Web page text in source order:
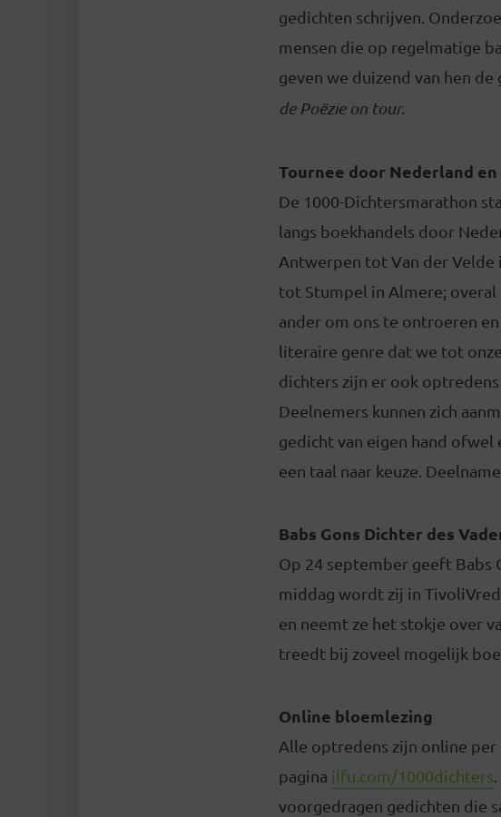
gedichten schrijven.
mensen die op regelmatige
geven we duizend van hen
de Poëzie on tour.
Tournee door Nederland
De 1000-Dichtersmarathon
langs boekhandels door
Antwerpen tot Van der Velde
tot Stumpel in Almere; overal
ander om ons te ontroeren
literaire genre dat we tot
dichters zijn er ook
Deelnemers kunnen zich
gedicht van eigen hand
een taal naar keuze.
Babs Gons Dichter des
Op 24 september geeft Babs
middag wordt zij in
en neemt ze het stokje over
treedt bij zoveel mogelijk
Online bloemlezing
Alle optredens zijn online
pagina ilfu.com/1000dichters
voorgedragen gedichten die